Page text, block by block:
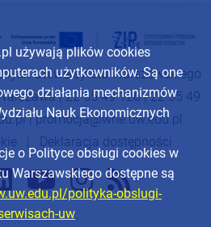
Uniwersytetu Warszawskiego
| 22 55 49 126 | 22 55 49
|promocja@wne.uw.edu.pl
| Deklaracja dostępności
używają plików cookies
użytkowników. Są one
działania mechanizmów
Nauk Ekonomicznych
o Polityce obsługi cookies w
Warszawskiego dostępne są
polityka-obslugi-
uw